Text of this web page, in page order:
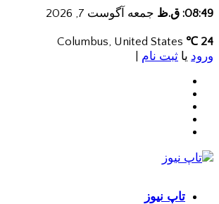
08:49: ق.ظ جمعه آگوست 7, 2026
24 ℃
ورود یا ثبت نام
تاپ نیوز